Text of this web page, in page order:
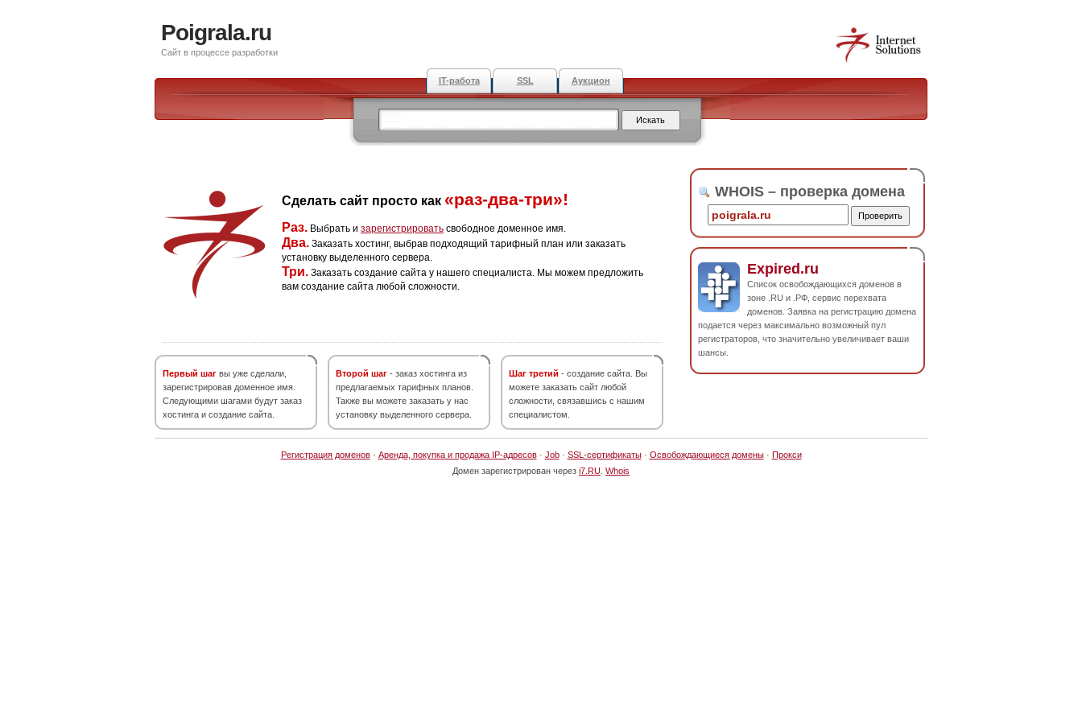
Poigrala.ru
Сайт в процессе разработки
IT-работа SSL Аукцион
Сделать сайт просто как «раз-два-три»!
Раз. Выбрать и зарегистрировать свободное доменное имя.
Два. Заказать хостинг, выбрав подходящий тарифный план или заказать
установку выделенного сервера.
Три. Заказать создание сайта у нашего специалиста. Мы можем предложить
вам создание сайта любой сложности.
Первый шаг вы уже сделали,
зарегистрировав доменное имя.
Следующими шагами будут заказ
хостинга и создание сайта.
Второй шаг - заказ хостинга из
предлагаемых тарифных планов.
Также вы можете заказать у нас
установку выделенного сервера.
Шаг третий - создание сайта. Вы
можете заказать сайт любой
сложности, связавшись с нашим
специалистом.
WHOIS – проверка домена
Expired.ru
Список освобождающихся доменов в
зоне .RU и .РФ, сервис перехвата
доменов. Заявка на регистрацию домена
подается через максимально возможный пул
регистраторов, что значительно увеличивает ваши
шансы.
Регистрация доменов· Аренда, покупка и продажа IP-адресов· Job· SSL-сертификаты· Освобождающиеся домены· Прокси
Домен зарегистрирован через i7.RU Whois